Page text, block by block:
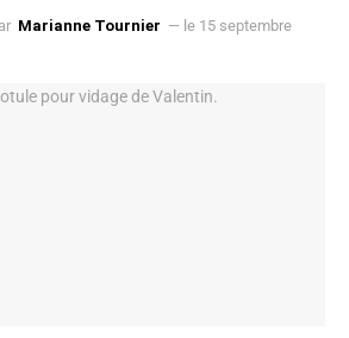
Marianne Tournier — le 15 septembre